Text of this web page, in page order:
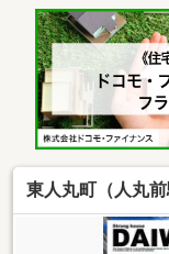
東人丸町（人丸